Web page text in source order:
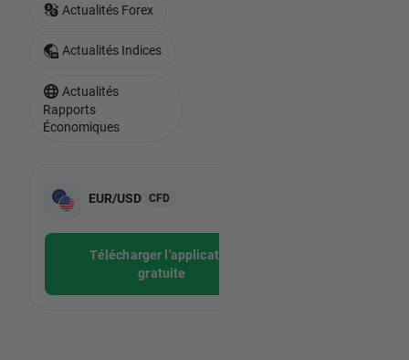
EUR/USD CFD
Télécharger l'application
gratuite
Actualités Forex
Actualités Indices
Actualités
Rapports
Économiques